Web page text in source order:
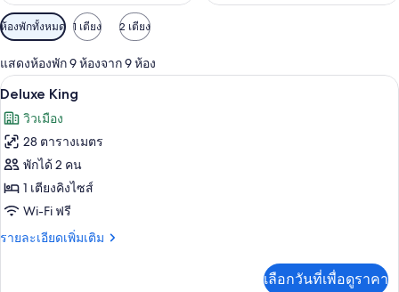
ตัว
กรอง
ที่
มี
ให้
สำหรับ
ห้อง
พัก
ห้องพักทั้งหมด 1 เตียง 2 เตียง
แสดงห้องพัก 9 ห้องจาก 9 ห้อง
เปิด
ภาพถ่าย
ทั้งหมด
ของ
Deluxe
King
เครื่องนอนป้องกันสารก่อภูมิแพ้, ตู้นิรภั
6
Deluxe King
วิวเมือง
28 ตารางเมตร
พักได้ 2 คน
1 เตียงคิงไซส์
Wi-Fi ฟรี
รายละเอียดเพิ่มเติม
ราย
เลือกวันที่เพื่อดูราคา